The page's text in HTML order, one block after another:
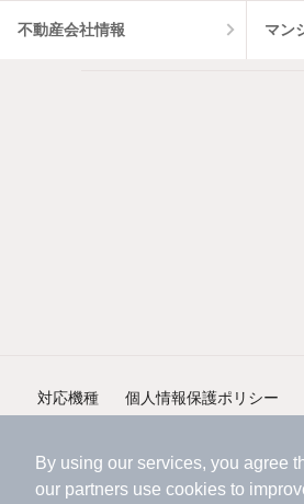
By using our services, you agree
our partners use cookies to
不動産会社情報 マン
対応機種 個人情報保護ポリシー